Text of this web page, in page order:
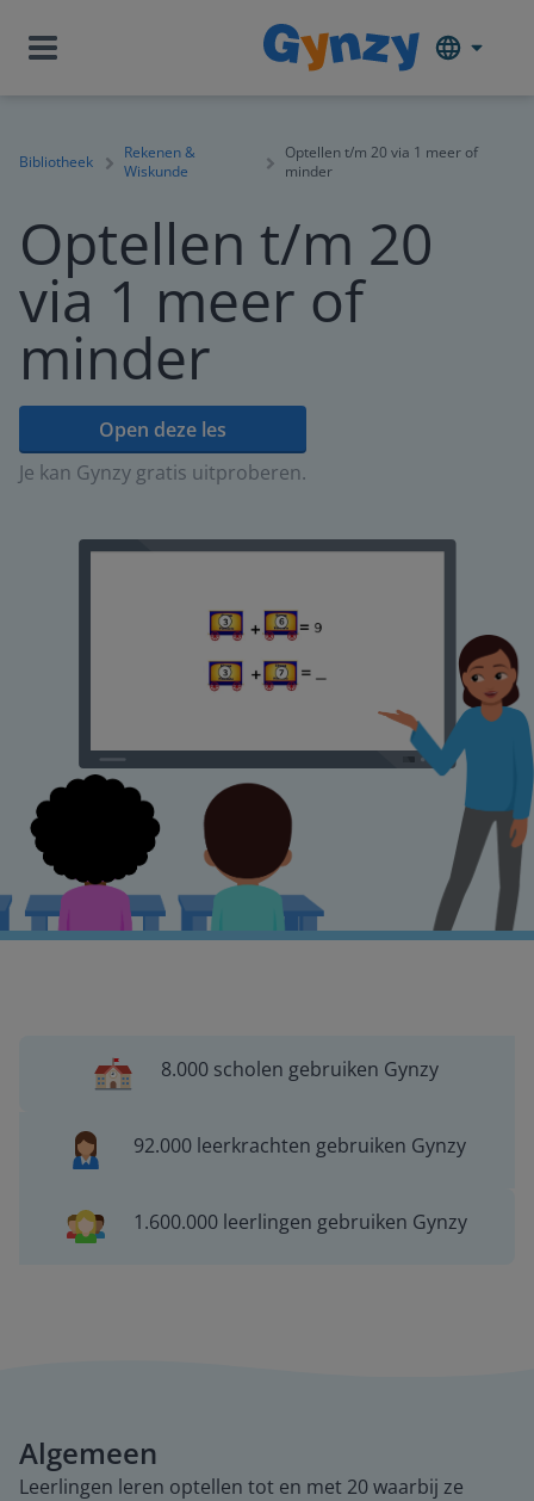
Bibliotheek
Rekenen &
Wiskunde
Optellen t/m 20 via 1 meer of
minder
Optellen t/m 20
via 1 meer of
minder
Open deze les
Je kan Gynzy gratis uitproberen.
8.000 scholen gebruiken Gynzy
92.000 leerkrachten gebruiken Gynzy
1.600.000 leerlingen gebruiken Gynzy
Algemeen
Leerlingen leren optellen tot en met 20 waarbij ze